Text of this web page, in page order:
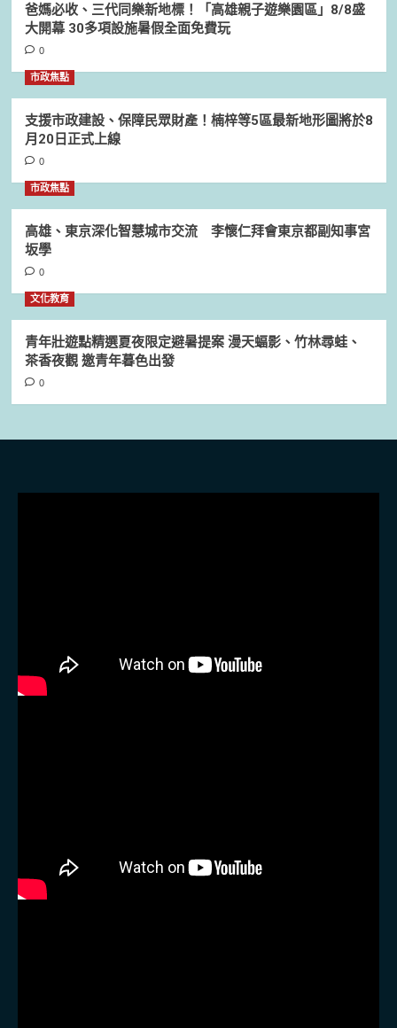
爸媽必收、三代同樂新地標！「高雄親子遊樂園區」8/8盛
大開幕 30多項設施暑假全面免費玩
0
市政焦點
支援市政建設、保障民眾財產！楠梓等5區最新地形圖將於8
月20日正式上線
0
市政焦點
高雄、東京深化智慧城市交流 李懷仁拜會東京都副知事宮
坂學
0
文化教育
青年壯遊點精選夏夜限定避暑提案 漫天蝠影、竹林尋蛙、
茶香夜觀 邀青年暮色出發
0